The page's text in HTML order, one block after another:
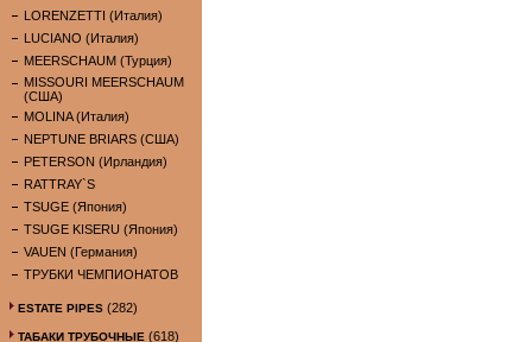
LORENZETTI (Италия)
LUCIANO (Италия)
MEERSCHAUM (Турция)
MISSOURI MEERSCHAUM
(США)
MOLINA (Италия)
NEPTUNE BRIARS (США)
PETERSON (Ирландия)
RATTRAY`S
TSUGE (Япония)
TSUGE KISERU (Япония)
VAUEN (Германия)
ТРУБКИ ЧЕМПИОНАТОВ
ESTATE PIPES (282)
ТАБАКИ ТРУБОЧНЫЕ (618)